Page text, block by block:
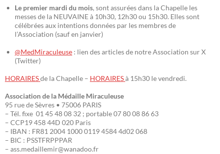
Le premier mardi du mois, sont assurées dans la Chapelle les
messes de la NEUVAINE à 10h30, 12h30 ou 15h30. Elles sont
célébrées aux intentions données par les membres de
l’Association (sauf en janvier)
@MedMiraculeuse : lien des articles de notre Association sur X
(Twitter)
HORAIRESde la Chapelle – HORAIRESà 15h30 le vendredi.
Association de la Médaille Miraculeuse
95 rue de Sèvres • 75006 PARIS
– Tél. fixe 01 45 48 08 32 ; portable 07 80 08 86 63
– CCP19 458 44D 020 Paris
– IBAN : FR81 2004 1000 0119 4584 4d02 068
– BIC : PSSTFRPPPAR
– ass.medaillemir@wanadoo.fr